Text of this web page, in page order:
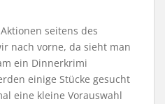
seitens des
nach vorne, da sieht man
ein Dinnerkrimi
einige Stücke gesucht
eine kleine Vorauswahl